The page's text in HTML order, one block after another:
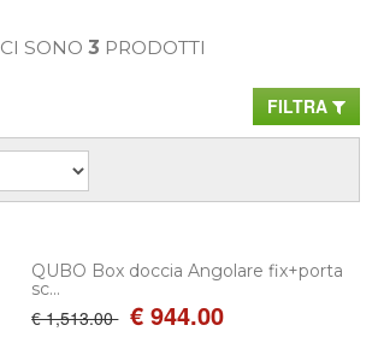
CI SONO 3 PRODOTTI
FILTRA
QUBO Box doccia Angolare fix+porta
sc...
€ 1,513.00 € 944.00